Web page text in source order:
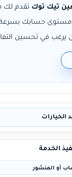
الخدمة
أو المنشور
تيك توك تقدم لك
مستوى حسابك
يرغب في تحسين
بدون ضمان.
كلمة المرور: